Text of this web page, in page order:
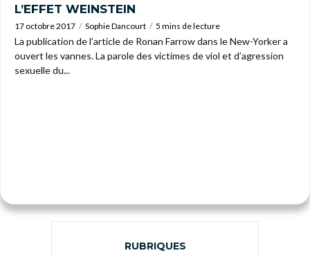
L’EFFET WEINSTEIN
17 octobre 2017 Sophie Dancourt 5 mins de lecture
La publication de l’article de Ronan Farrow dans le New-Yorker a
ouvert les vannes. La parole des victimes de viol et d’agression
sexuelle du...
RUBRIQUES